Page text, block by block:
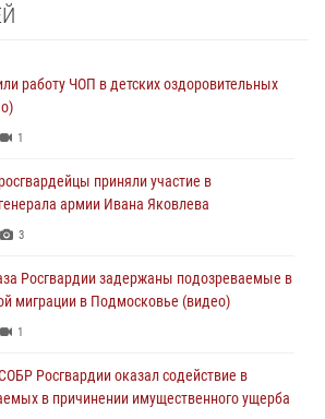
работу ЧОП в детских оздоровительных
1
приняли участие в
армии Ивана Яковлева
3
Росгвардии задержаны подозреваемые в
миграции в Подмосковье (видео)
1
Росгвардии оказал содействие в
в причинении имущественного ущерба